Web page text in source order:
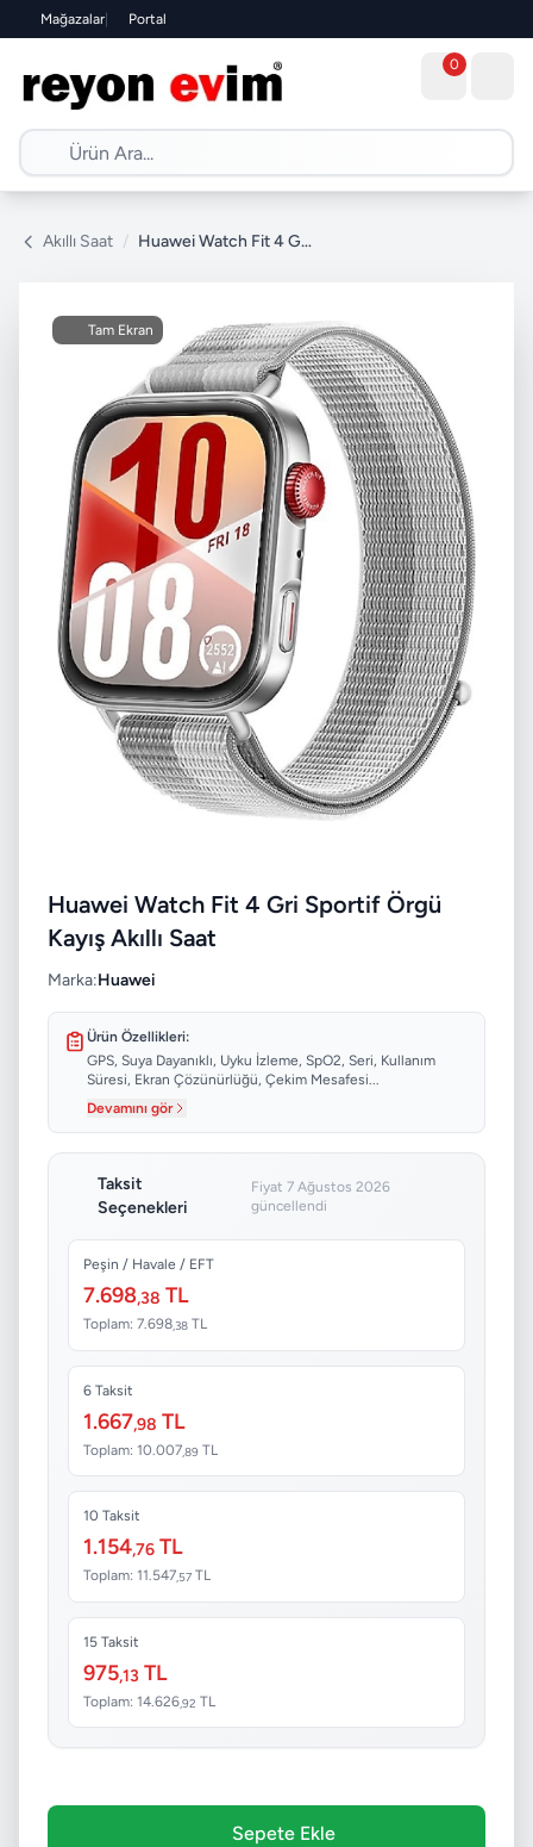
Mağazalar| Portal
0
Akıllı Saat / Huawei Watch Fit 4 Gri Sportif Örgü Kayış Akıllı Saat
Tam Ekran
Huawei Watch Fit 4 Gri Sportif Örgü
Kayış Akıllı Saat
Marka:Huawei
Ürün Özellikleri:
GPS, Suya Dayanıklı, Uyku İzleme, SpO2, Seri, Kullanım
Süresi, Ekran Çözünürlüğü, Çekim Mesafesi...
Devamını gör
Taksit
Seçenekleri
Fiyat 7 Ağustos 2026
güncellendi
Peşin / Havale / EFT
7.698,38 TL
Toplam: 7.698 ,38 TL
6 Taksit
1.667,98 TL
Toplam: 10.007,89 TL
10 Taksit
1.154,76 TL
Toplam: 11.547 ,57 TL
15 Taksit
975,13 TL
Toplam: 14.626,92 TL
Sepete Ekle